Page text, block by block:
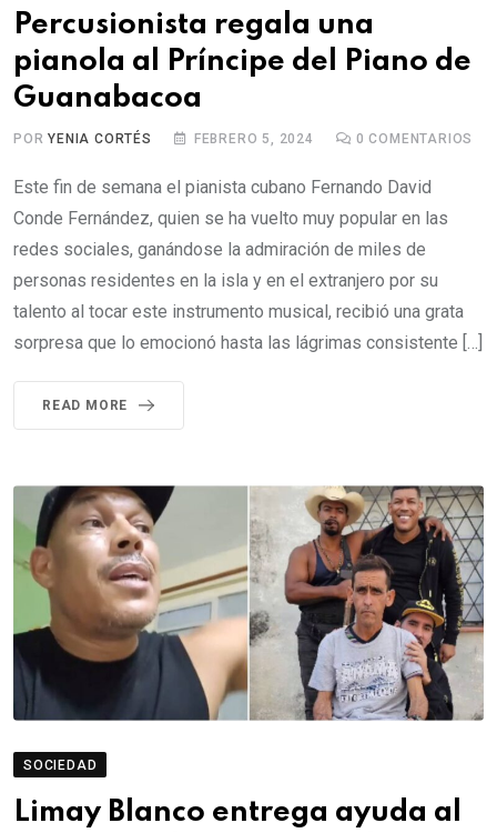
Percusionista regala una
pianola al Príncipe del Piano de
Guanabacoa
PORYENIA CORTÉS FEBRERO 5, 2024 0 COMENTARIOS
Este fin de semana el pianista cubano Fernando David
Conde Fernández, quien se ha vuelto muy popular en las
redes sociales, ganándose la admiración de miles de
personas residentes en la isla y en el extranjero por su
talento al tocar este instrumento musical, recibió una grata
sorpresa que lo emocionó hasta las lágrimas consistente […]
READ MORE
SOCIEDAD
Limay Blanco entrega ayuda al